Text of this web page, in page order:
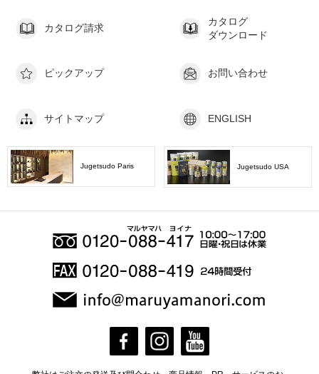
カタログ請求
カタログ
ダウンロード
ピックアップ お問い合わせ
サイトマップ ENGLISH
Jugetsudo Paris Jugetsudo USA